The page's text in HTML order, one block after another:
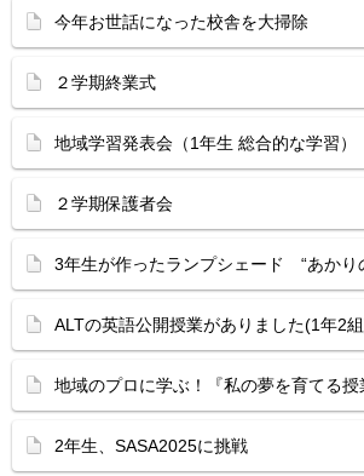
今年お世話になった校舎を大掃除
２学期終業式
地域学習発表会（1年生 総合的な学習）
２学期保護者会
3年生が作ったランプシェード “あかり
ALTの英語公開授業がありました(1年2
地域のプロに学ぶ！『私の夢を育てる授
2年生、SASA2025に挑戦